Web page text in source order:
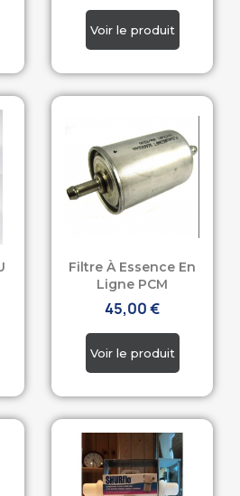
Filtre À Essence En
Ligne PCM
45,00 €